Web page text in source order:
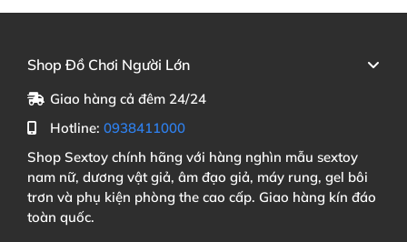
Shop Đồ Chơi Người Lớn
Giao hàng cả đêm 24/24
Hotline: 0938411000
Shop Sextoy chính hãng với hàng nghìn mẫu sextoy
nam nữ, dương vật giả, âm đạo giả, máy rung, gel bôi
trơn và phụ kiện phòng the cao cấp. Giao hàng kín đáo
toàn quốc.